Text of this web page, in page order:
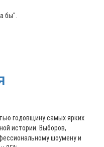
бы".
годовщину самых ярких
истории. Выборов,
шоумену и